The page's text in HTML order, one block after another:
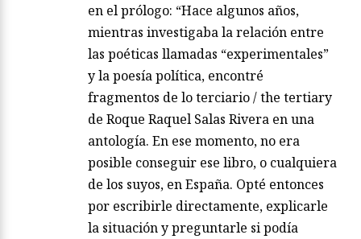
en el prólogo: “Hace algunos años,
mientras investigaba la relación entre
las poéticas llamadas “experimentales”
y la poesía política, encontré
fragmentos de lo terciario / the tertiary
de Roque Raquel Salas Rivera en una
antología. En ese momento, no era
posible conseguir ese libro, o cualquiera
de los suyos, en España. Opté entonces
por escribirle directamente, explicarle
la situación y preguntarle si podía